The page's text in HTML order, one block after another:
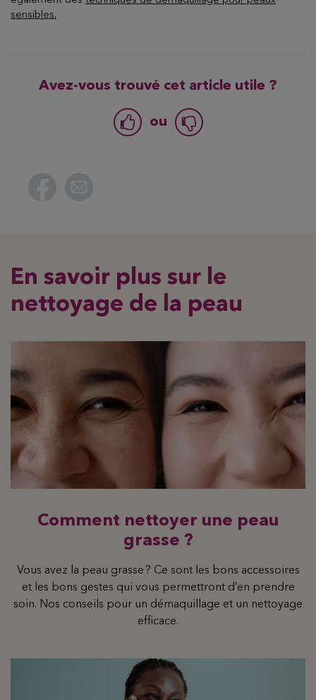
sensibles.
Avez-vous trouvé cet article utile ?
ou
En savoir plus sur le
nettoyage de la peau
Comment nettoyer une peau
grasse ?
Vous avez la peau grasse ? Ce sont les bons accessoires
et les bons gestes qui vous permettront d’en prendre
soin. Nos conseils pour un démaquillage et un nettoyage
efficace.